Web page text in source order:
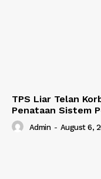
TPS Liar Telan
Penataan Sistem
Admin - August 6,